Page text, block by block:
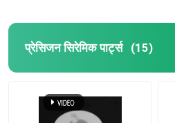
प्रेसिजन सिरेमिक पार्ट्स (15)